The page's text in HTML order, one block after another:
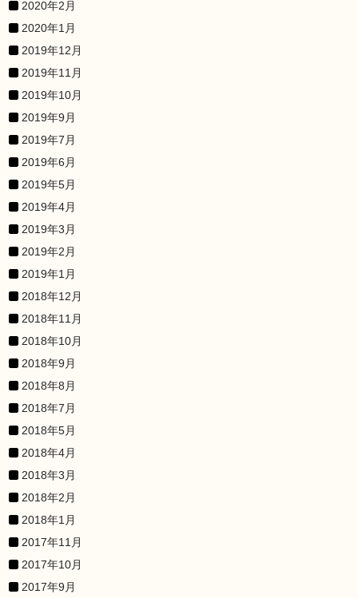
2020年2月
2020年1月
2019年12月
2019年11月
2019年10月
2019年9月
2019年7月
2019年6月
2019年5月
2019年4月
2019年3月
2019年2月
2019年1月
2018年12月
2018年11月
2018年10月
2018年9月
2018年8月
2018年7月
2018年5月
2018年4月
2018年3月
2018年2月
2018年1月
2017年11月
2017年10月
2017年9月